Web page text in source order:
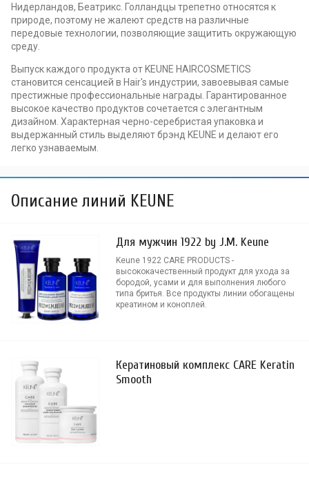
Нидерландов, Беатрикс. Голландцы трепетно относятся к
природе, поэтому не жалеют средств на различные
передовые технологии, позволяющие защитить окружающую
среду.
Выпуск каждого продукта от KEUNE HAIRCOSMETICS
становится сенсацией в Hair's индустрии, завоевывая самые
престижные профессиональные награды. Гарантированное
высокое качество продуктов сочетается с элегантным
дизайном. Характерная черно-серебристая упаковка и
выдержанный стиль выделяют брэнд KEUNE и делают его
легко узнаваемым.
Описание линий KEUNE
Для мужчин 1922 by J.M. Keune
Keune 1922 CARE PRODUCTS -
высококачественный продукт для ухода за
бородой, усами и для выполнения любого
типа бритья. Все продукты линии обогащены
креатином и коноплей.
Кератиновый комплекс CARE Keratin
Smooth